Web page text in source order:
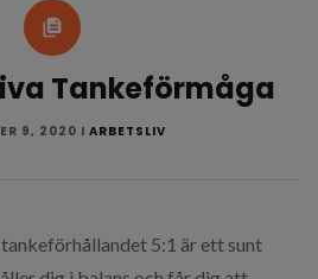
Tankeförmåga
9, 2020 I ARBETSLIV
5:1 är ett sunt